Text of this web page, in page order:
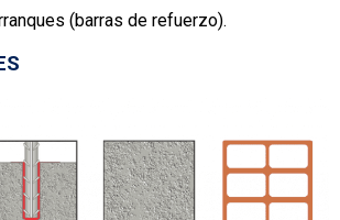
(barras de refuerzo).